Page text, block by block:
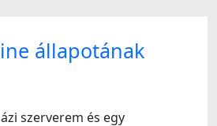
állapotának
szerverem és egy